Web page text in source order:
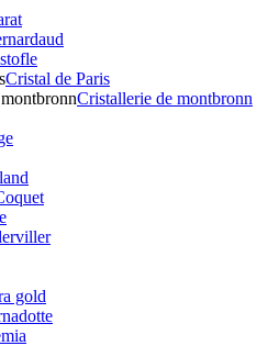
Cristal de Paris
Cristallerie de montbronn
gold